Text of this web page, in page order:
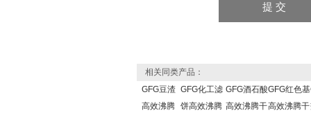
相关同类产品：
GFG豆渣
高效沸腾
GFG化工滤
饼高效沸腾
GFG酒石酸
高效沸腾干
GFG红色基
高效沸腾干